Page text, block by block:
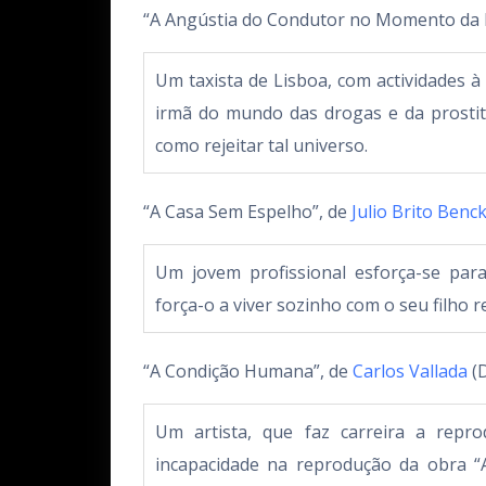
“A Angústia do Condutor no Momento da
Um taxista de Lisboa, com actividades
irmã do mundo das drogas e da
como rejeitar tal universo.
“A Casa Sem Espelho”, de Julio Brito Benck
Um jovem profissional esforça-se
força-o a viver sozinho com o seu filho
“A Condição Humana”, de Carlos Vallada
Um artista, que faz carreira a
incapacidade na reprodução da obra